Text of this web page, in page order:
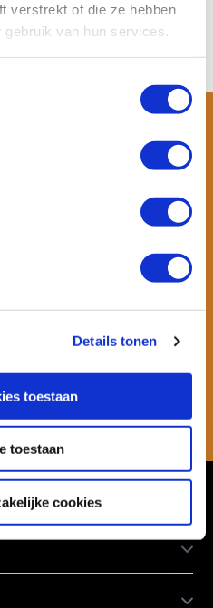
verstrekt of die ze hebben
van hun services.
Details tonen
toestaan
toestaan
cookies